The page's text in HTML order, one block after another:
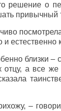
решение о
привычный
естественно
близки –
отцу, а все
–